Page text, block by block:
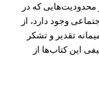
محدودیتهایی که در
وجود دارد، از
تقدیر و تشکر
این کتابها از